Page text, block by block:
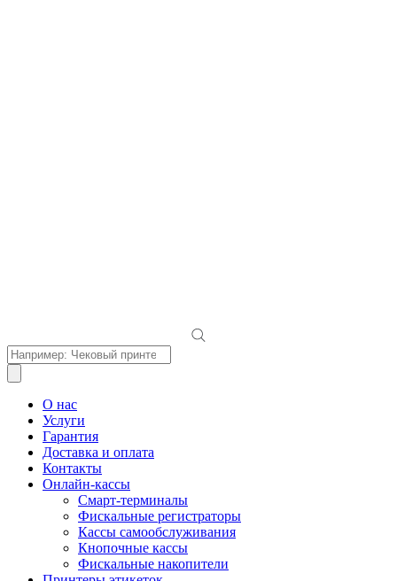
Поиск
товаров
О нас
Услуги
Гарантия
Доставка и оплата
Контакты
Онлайн-кассы
Смарт-терминалы
Фискальные регистраторы
Кассы самообслуживания
Кнопочные кассы
Фискальные накопители